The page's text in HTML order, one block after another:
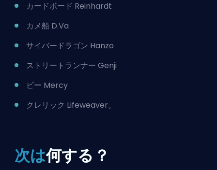
カードボード Reinhardt
カメ船 D.Va
サイバードラゴン Hanzo
ストリートランナー Genji
ビー Mercy
クレリック Lifeweaver。
次は何する？